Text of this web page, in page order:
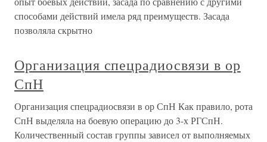
способами действий имела ряд преимуществ. Засада
позволяла скрытно
Организация спецрадиосвязи в ор
СпН
Организация спецрадиосвязи в ор СпН Как правило, рота
СпН выделяла на боевую операцию до 3-х РГСпН.
Количественный состав группы зависел от выполняемых